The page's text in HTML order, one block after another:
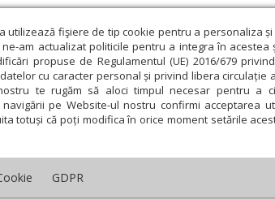
utilizează fişiere de tip cookie pentru a personaliza
ne-am actualizat politicile pentru a integra în
propuse de Regulamentul (UE) 2016/679
cu caracter personal și privind libera circulație
te rugăm să aloci timpul necesar pentru a
pe Website-ul nostru confirmi acceptarea
totuși că poți modifica în orice moment setările
GDPR
An omagial Comunicate de
Teologie și spiritualitate Educaţie
Diaspora › Hram la Biserica „Sfântul Gheorghe” din